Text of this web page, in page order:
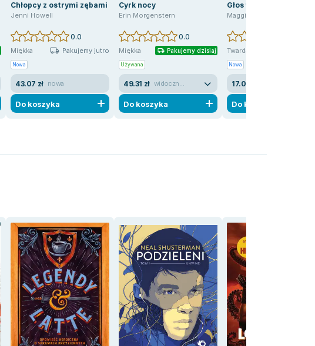
Chłopcy z ostrymi zębami
Jenni Howell
0.0
Miękka Pakujemy jutro
Nowa
43.07 zł nowa
Do koszyka
Cyrk nocy
Erin Morgenstern
0.0
Miękka Pakujemy dzisiaj
Używana
49.31 zł widoczne ślady używania
Do koszyka
Głos wody
Maggie Stiefvater
Twarda
Nowa
17.02 zł
Do koszyka